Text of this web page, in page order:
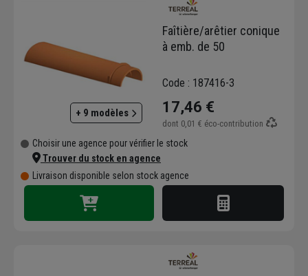
+ 9 modèles
Faîtière/arêtier conique
à emb. de 50
Code : 187416-3
17,46 €
dont 0,01 € éco-contribution
Choisir une agence pour vérifier le stock
Trouver du stock en agence
Livraison disponible selon stock agence